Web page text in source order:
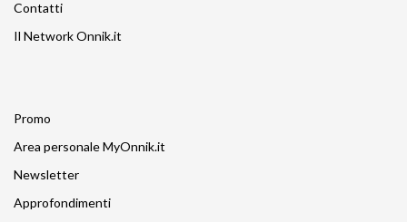
Contatti
Il Network Onnik.it
Promo
Area personale MyOnnik.it
Newsletter
Approfondimenti